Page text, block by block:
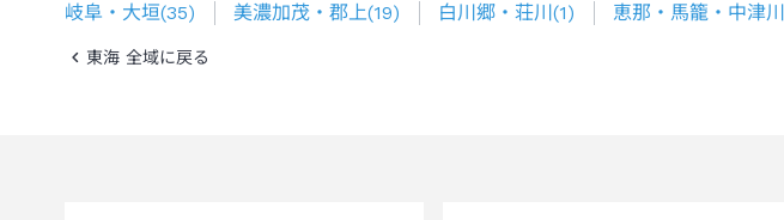
岐阜・大垣(35) 美濃加茂・郡上(19) 白川郷・荘川(1) 恵那・馬籠・中津川
東海 全域に戻る